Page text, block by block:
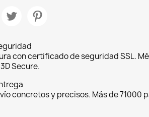
con certificado de seguridad SSL.
Secure.
concretos y precisos. Más de 71000